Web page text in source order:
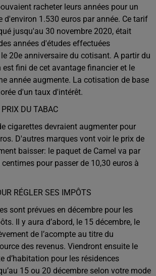
racheter leurs années pour un
1.530 euros par année. Ce tarif
jusqu'au 30 novembre 2020, était
années d'études effectuées
20e anniversaire du cotisant. A partir du
est fini de cet avantage financier et le
année augmente. La cotisation de base
d'un taux d'intérêt.
DU TABAC
cigarettes devraient augmenter pour
D'autres marques vont voir le prix de
baisser: le paquet de Camel va par
pour passer de 10,30 euros à
RÉGLER SES IMPÔTS
sont prévues en décembre pour les
Il y aura d’abord, le 15 décembre, le
de l’acompte au titre du
des revenus. Viendront ensuite le
d’habitation pour les résidences
15 ou 20 décembre selon votre mode